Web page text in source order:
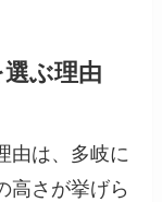
ぶ理由
由は、多岐に
高さが挙げら